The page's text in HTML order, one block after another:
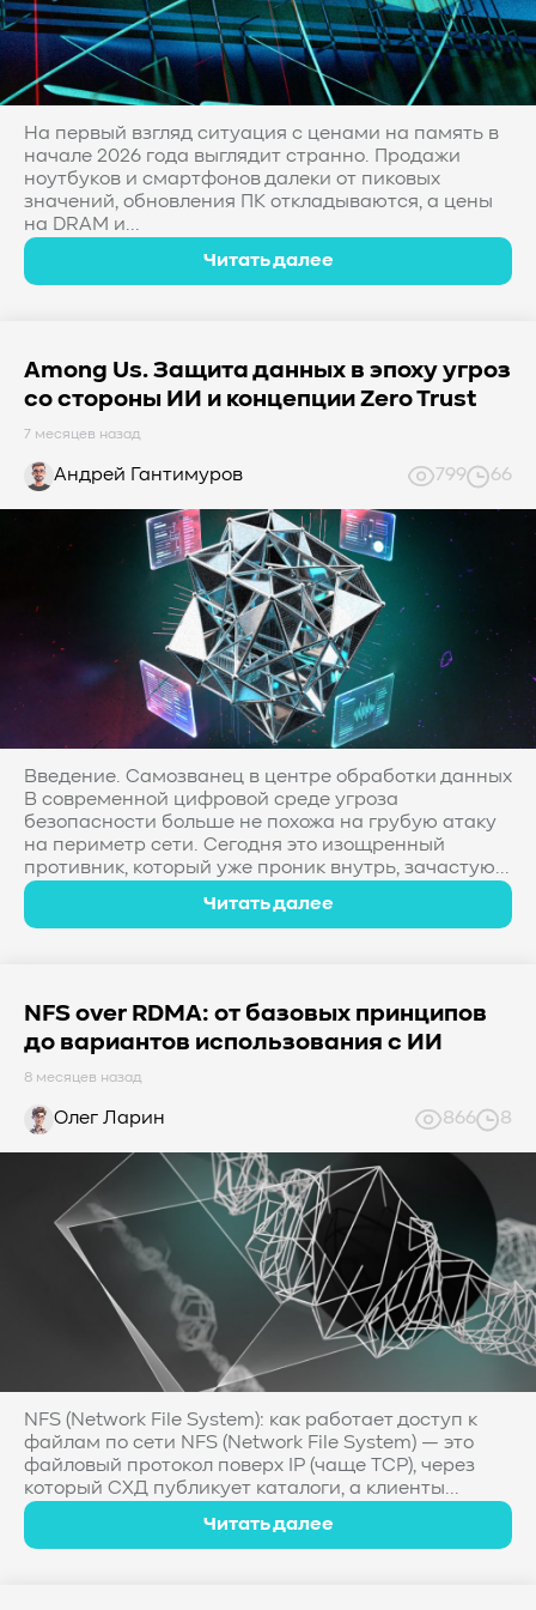
#Western Digital OptiNAND
##checkpoint
#Безопасность
#SMR
#Shingled Magnetic Recording
#NAS
#DM-SMR #HM-SMR #FDP
На первый взгляд ситуация с ценами на память в
начале 2026 года выглядит странно. Продажи
ноутбуков и смартфонов далеки от пиковых
значений, обновления ПК откладываются, а цены
на DRAM и...
Читать далее
Among Us. Защита данных в эпоху угроз
со стороны ИИ и концепции Zero Trust
7 месяцев назад
Андрей Гантимуров 799 66
Введение. Самозванец в центре обработки данных
В современной цифровой среде угроза
безопасности больше не похожа на грубую атаку
на периметр сети. Сегодня это изощренный
противник, который уже проник внутрь, зачастую...
Читать далее
NFS over RDMA: от базовых принципов
до вариантов использования с ИИ
8 месяцев назад
Олег Ларин 866 8
NFS (Network File System): как работает доступ к
файлам по сети NFS (Network File System) — это
файловый протокол поверх IP (чаще TCP), через
который СХД публикует каталоги, а клиенты...
Читать далее